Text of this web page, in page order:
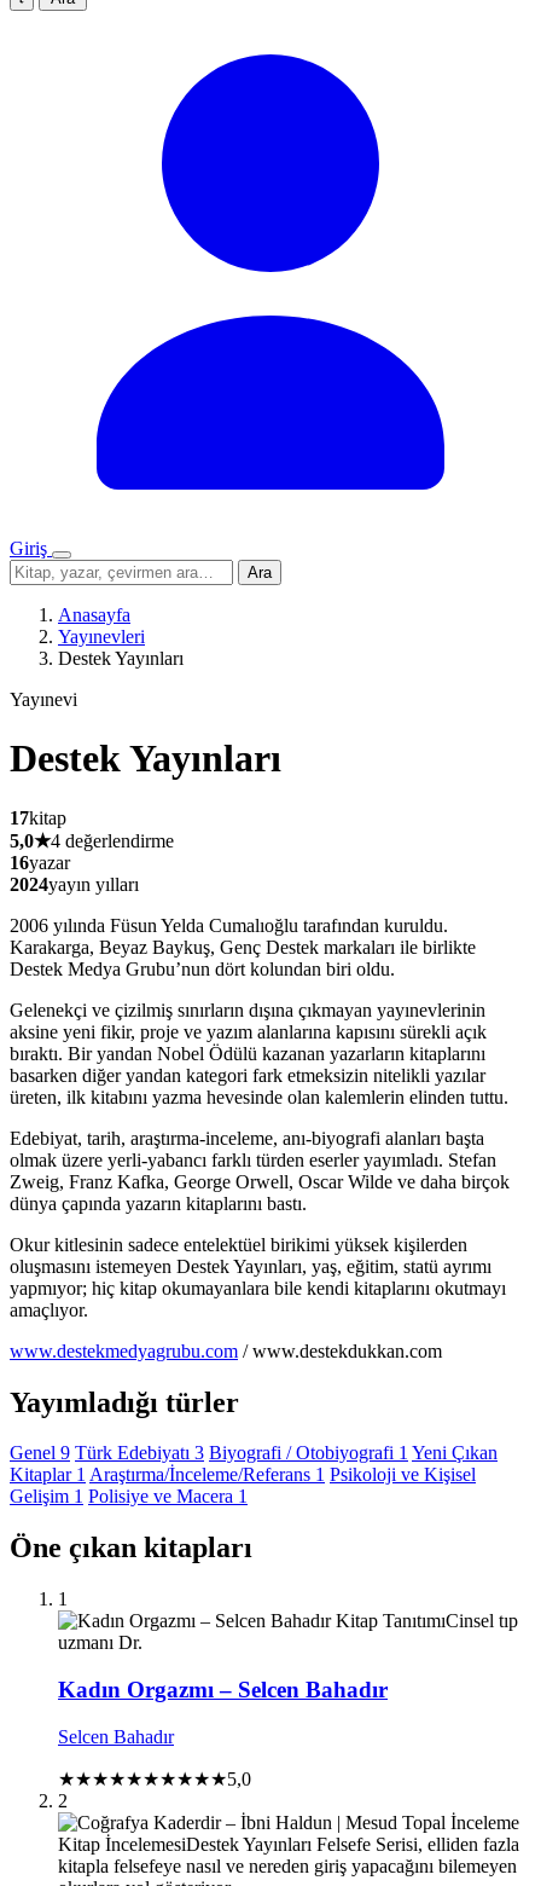
Giriş
Menü
Sitede
ara
Ara
Anasayfa
Yayınevleri
Destek Yayınları
Yayınevi
Destek Yayınları
17kitap
5,0★4 değerlendirme
16yazar
2024yayın yılları
2006 yılında Füsun Yelda Cumalıoğlu tarafından kuruldu.
Karakarga, Beyaz Baykuş, Genç Destek markaları ile birlikte
Destek Medya Grubu’nun dört kolundan biri oldu.
Gelenekçi ve çizilmiş sınırların dışına çıkmayan yayınevlerinin
aksine yeni fikir, proje ve yazım alanlarına kapısını sürekli açık
bıraktı. Bir yandan Nobel Ödülü kazanan yazarların kitaplarını
basarken diğer yandan kategori fark etmeksizin nitelikli yazılar
üreten, ilk kitabını yazma hevesinde olan kalemlerin elinden tuttu.
Edebiyat, tarih, araştırma-inceleme, anı-biyografi alanları başta
olmak üzere yerli-yabancı farklı türden eserler yayımladı. Stefan
Zweig, Franz Kafka, George Orwell, Oscar Wilde ve daha birçok
dünya çapında yazarın kitaplarını bastı.
Okur kitlesinin sadece entelektüel birikimi yüksek kişilerden
oluşmasını istemeyen Destek Yayınları, yaş, eğitim, statü ayrımı
yapmıyor; hiç kitap okumayanlara bile kendi kitaplarını okutmayı
amaçlıyor.
www.destekmedyagrubu.com / www.destekdukkan.com
Yayımladığı türler
Genel 9 Türk Edebiyatı 3 Biyografi / Otobiyografi 1 Yeni Çıkan
Kitaplar 1 Araştırma/İnceleme/Referans 1 Psikoloji ve Kişisel
Gelişim 1 Polisiye ve Macera 1
Öne çıkan kitapları
1
Kitap TanıtımıCinsel tıp
uzmanı Dr.
Kadın Orgazmı – Selcen Bahadır
Selcen Bahadır
★★★★★★★★★★5,0
2
İnceleme
Kitap İncelemesiDestek Yayınları Felsefe Serisi, elliden fazla
kitapla felsefeye nasıl ve nereden giriş yapacağını bilemeyen